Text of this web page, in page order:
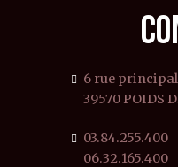
6 rue
39570 POIDS
03.84.255.400
06.32.165.400